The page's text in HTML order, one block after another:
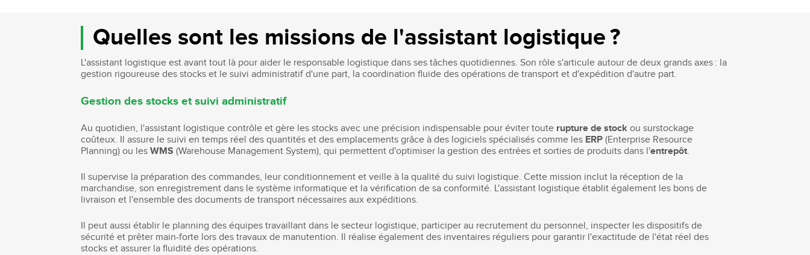
Quelles sont les missions de l'assistant logistique ?
L'assistant logistique est avant tout là pour aider le responsable logistique dans ses tâches quotidiennes. Son rôle s'articule autour de deux grands axes : la
gestion rigoureuse des stocks et le suivi administratif d'une part, la coordination fluide des opérations de transport et d'expédition d'autre part.
Gestion des stocks et suivi administratif
Au quotidien, l'assistant logistique contrôle et gère les stocks avec une précision indispensable pour éviter toute rupture de stock ou surstockage
coûteux. Il assure le suivi en temps réel des quantités et des emplacements grâce à des logiciels spécialisés comme les ERP (Enterprise Resource
Planning) ou lesWMS (Warehouse Management System), qui permettent d'optimiser la gestion des entrées et sorties de produits dans l'entrepôt.
Il supervise la préparation des commandes, leur conditionnement et veille à la qualité du suivi logistique. Cette mission inclut la réception de la
marchandise, son enregistrement dans le système informatique et la vérification de sa conformité. L'assistant logistique établit également les bons de
livraison et l'ensemble des documents de transport nécessaires aux expéditions.
Il peut aussi établir le planning des équipes travaillant dans le secteur logistique, participer au recrutement du personnel, inspecter les dispositifs de
sécurité et prêter main-forte lors des travaux de manutention. Il réalise également des inventaires réguliers pour garantir l'exactitude de l'état réel des
stocks et assurer la fluidité des opérations.